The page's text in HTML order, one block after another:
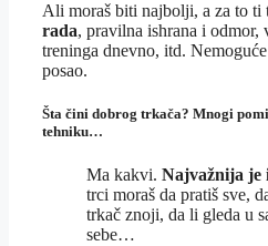
Ali moraš biti najbolji, a za to ti
rada, pravilna ishrana i odmor,
treninga dnevno, itd.
posao.
Šta čini dobrog trkača? Mnogi
tehniku…
Ma kakvi. Najvažnija je
trci moraš da pratiš sve,
trkač znoji, da li gleda u
sebe…